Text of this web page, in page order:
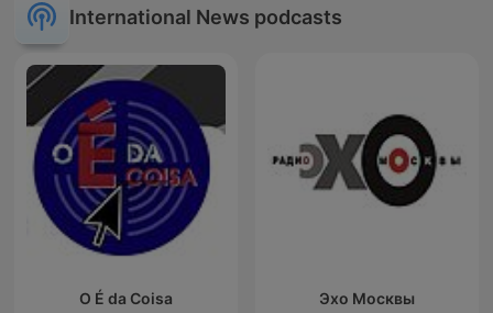
International News podcasts
O É da Coisa Эхо Москвы